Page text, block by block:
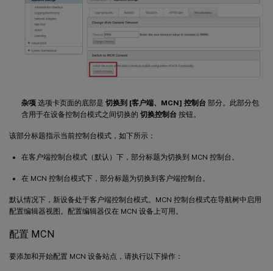
杂项 选项卡页面的底部是 切换到 [客户端、MCN] 控制台 部分。此部分包
含用于在设备控制台模式之间切换的 切换控制台 按钮。
该部分标题指示当前控制台模式，如下所示：
在客户端控制台模式（默认）下，部分标题为切换到 MCN 控制台。
在 MCN 控制台模式下，部分标题为切换到客户端控制台。
默认情况下，新设备处于客户端控制台模式。MCN 控制台模式在导航树中启用
配置编辑器视图。配置编辑器仅在 MCN 设备上可用。
配置 MCN
要添加和开始配置 MCN 设备站点，请执行以下操作：